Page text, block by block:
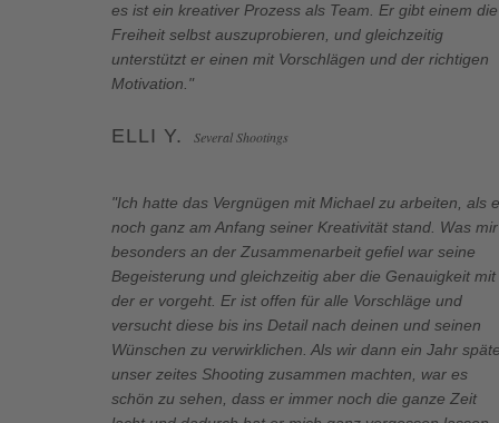
es ist ein kreativer Prozess als Team. Er gibt einem die
Freiheit selbst auszuprobieren, und gleichzeitig
unterstützt er einen mit Vorschlägen und der richtigen
Motivation."
ELLI Y. Several Shootings
"Ich hatte das Vergnügen mit Michael zu arbeiten, als
noch ganz am Anfang seiner Kreativität stand. Was mir
besonders an der Zusammenarbeit gefiel war seine
Begeisterung und gleichzeitig aber die Genauigkeit mit
der er vorgeht. Er ist offen für alle Vorschläge und
versucht diese bis ins Detail nach deinen und seinen
Wünschen zu verwirklichen. Als wir dann ein Jahr
unser zeites Shooting zusammen machten, war es
schön zu sehen, dass er immer noch die ganze Zeit